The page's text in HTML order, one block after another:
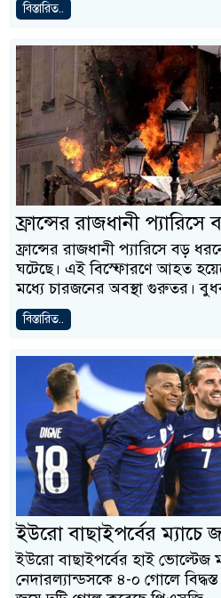
বিস্তারিত..
ফ্রান্সের রাজধানী
ফ্রান্সের রাজধানী প্যারিসে বড়
ঘটেছে। এই বিস্ফোরণে আহত
মধ্যে চারজনের অবস্থা গুরুতর।
বিস্তারিত..
ইউরো বাছাইপর্বের ম্যাচে
ইউরো বাছাইপর্বের হাই ভোল্টেজ
নেদারল্যান্ডসকে ৪-০ গোলে